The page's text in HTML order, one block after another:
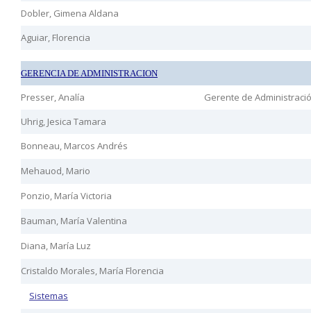
Dobler, Gimena Aldana
Aguiar, Florencia
GERENCIA DE ADMINISTRACION
Presser, Analía
Gerente de
Uhrig, Jesica Tamara
Bonneau, Marcos Andrés
Mehauod, Mario
Ponzio, María Victoria
Bauman, María Valentina
Diana, María Luz
Cristaldo Morales, María Florencia
Sistemas